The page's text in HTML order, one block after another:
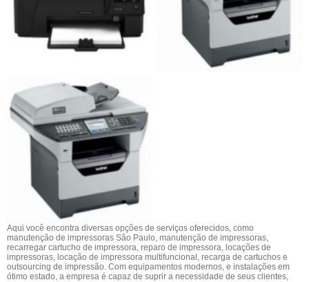
Aqui você encontra diversas opções de serviços oferecidos, como
manutenção de impressoras São Paulo, manutenção de impressoras,
recarregar cartucho de impressora, reparo de impressora, locações de
impressoras, locação de impressora multifuncional, recarga de cartuchos e
outsourcing de impressão. Com equipamentos modernos, e instalações em
ótimo estado, a empresa é capaz de suprir a necessidade de seus clientes,